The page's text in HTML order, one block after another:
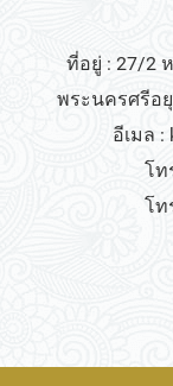
ที่อยู่ : 27/2
พระนครศรีอ
อีเมล :
โท
โท